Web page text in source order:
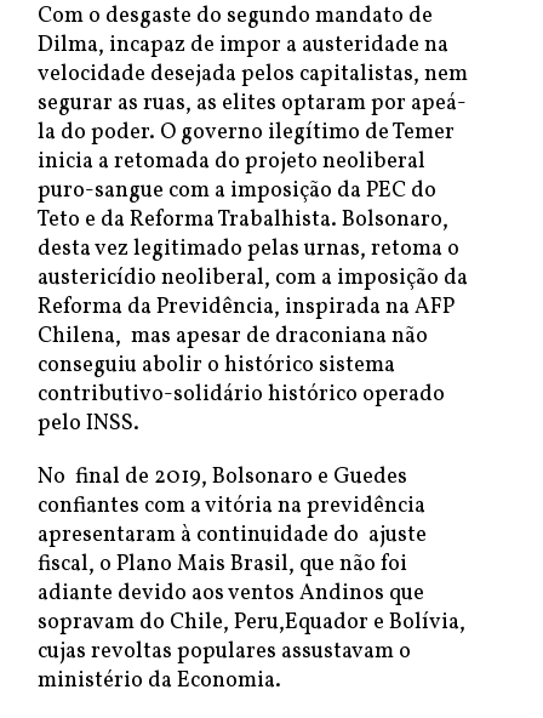
Com o desgaste do segundo mandato de
Dilma, incapaz de impor a austeridade na
velocidade desejada pelos capitalistas, nem
segurar as ruas, as elites optaram por apeá-
la do poder. O governo ilegítimo de Temer
inicia a retomada do projeto neoliberal
puro-sangue com a imposição da PEC do
Teto e da Reforma Trabalhista. Bolsonaro,
desta vez legitimado pelas urnas, retoma o
austericídio neoliberal, com a imposição da
Reforma da Previdência, inspirada na AFP
Chilena, mas apesar de draconiana não
conseguiu abolir o histórico sistema
contributivo-solidário histórico operado
pelo INSS.
No final de 2019, Bolsonaro e Guedes
confiantes com a vitória na previdência
apresentaram à continuidade do ajuste
fiscal, o Plano Mais Brasil, que não foi
adiante devido aos ventos Andinos que
sopravam do Chile, Peru,Equador e Bolívia,
cujas revoltas populares assustavam o
ministério da Economia.